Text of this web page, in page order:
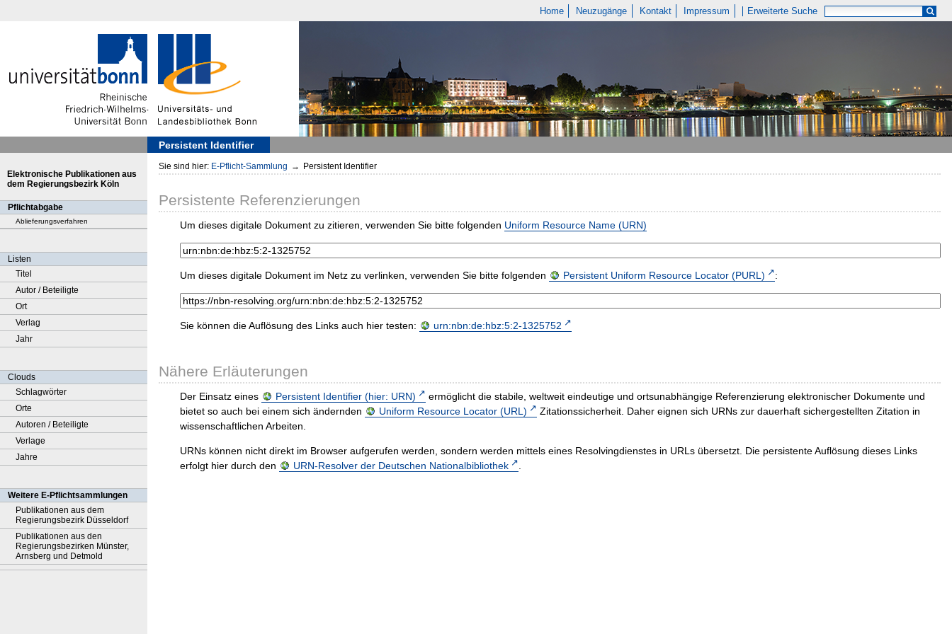
Home Neuzugänge Kontakt Impressum Erweiterte Suche
Persistent Identifier
Elektronische Publikationen aus
dem Regierungsbezirk Köln
Pflichtabgabe
Ablieferungsverfahren
Listen
Titel
Autor / Beteiligte
Ort
Verlag
Jahr
Clouds
Schlagwörter
Orte
Autoren / Beteiligte
Verlage
Jahre
Weitere E-Pflichtsammlungen
Publikationen aus dem
Regierungsbezirk Düsseldorf
Publikationen aus den
Regierungsbezirken Münster,
Arnsberg und Detmold
Sie sind hier: E-Pflicht-Sammlung → Persistent Identifier
Persistente Referenzierungen
Um dieses digitale Dokument zu zitieren, verwenden Sie bitte folgenden Uniform Resource Name (URN)
Um dieses digitale Dokument im Netz zu verlinken, verwenden Sie bitte folgenden Persistent Uniform Resource Locator (PURL) :
Sie können die Auflösung des Links auch hier testen: urn:nbn:de:hbz:5:2-1325752
Nähere Erläuterungen
Der Einsatz eines Persistent Identifier (hier: URN)
ermöglicht die stabile, weltweit eindeutige und ortsunabhängige Referenzierung elektronischer Dokumente und
bietet so auch bei einem sich ändernden
Uniform Resource Locator (URL)
Zitationssicherheit. Daher eignen sich URNs zur dauerhaft sichergestellten Zitation in
wissenschaftlichen Arbeiten.
URNs können nicht direkt im Browser aufgerufen werden, sondern werden mittels eines Resolvingdienstes in URLs übersetzt. Die persistente Auflösung dieses Links
erfolgt hier durch den
URN-Resolver der Deutschen Nationalbibliothek .